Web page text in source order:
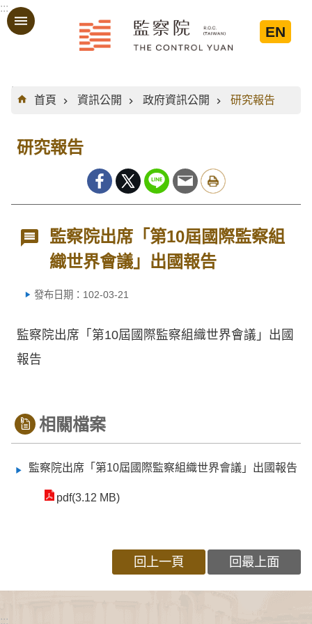
跳到主要內容區塊
:::
EN
:::
首頁
資訊公開 政府資訊公開 研究報告
研究報告
監察院出席「第10屆國際監察組
織世界會議」出國報告
發布日期：102-03-21
監察院出席「第10屆國際監察組織世界會議」出國
報告
相關檔案
監察院出席「第10屆國際監察組織世界會議」出國報告
pdf(3.12 MB)
回上一頁 回最上面
:::